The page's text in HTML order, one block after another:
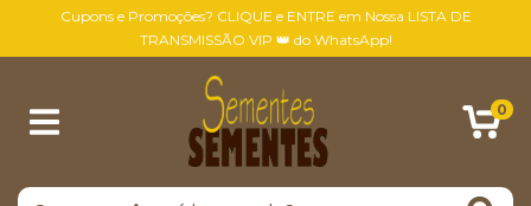
Cupons e Promoções? CLIQUE e ENTRE em Nossa LISTA DE
TRANSMISSÃO VIP 👑 do WhatsApp!
0